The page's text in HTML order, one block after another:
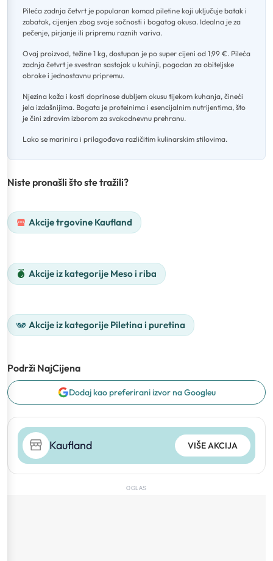
Pileća zadnja četvrt je popularan komad piletine koji uključuje batak i
zabatak, cijenjen zbog svoje sočnosti i bogatog okusa. Idealna je za
pečenje, pirjanje ili pripremu raznih variva.
Ovaj proizvod, težine 1 kg, dostupan je po super cijeni od 1,99 €. Pileća
zadnja četvrt je svestran sastojak u kuhinji, pogodan za obiteljske
obroke i jednostavnu pripremu.
Njezina koža i kosti doprinose dubljem okusu tijekom kuhanja, čineći
jela izdašnijima. Bogata je proteinima i esencijalnim nutrijentima, što
je čini zdravim izborom za svakodnevnu prehranu.
Lako se marinira i prilagođava različitim kulinarskim stilovima.
Niste pronašli što ste tražili?
Akcije trgovine Kaufland
Akcije iz kategorije Meso i riba
Akcije iz kategorije Piletina i puretina
Podrži NajCijena
Dodaj kao preferirani izvor na Googleu
Kaufland VIŠE AKCIJA
OGLAS